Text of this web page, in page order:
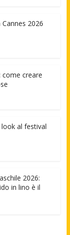
2026
come creare
al festival
2026:
in lino è il